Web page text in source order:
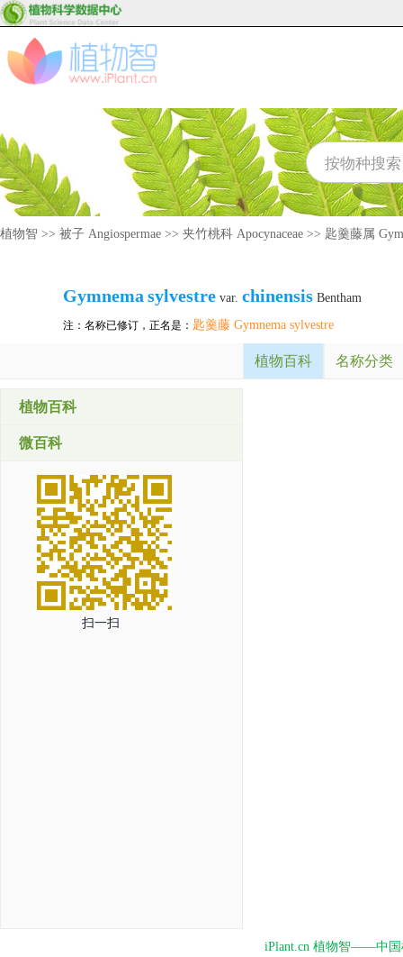
植物智 >> 被子 Angiospermae >> 夹竹桃科 Apocynaceae >> 匙羹藤属
Gymnema sylvestre var. chinensis Bentham
注：名称已修订，正名是： 匙羹藤 Gymnema sylvestre
植物百科 名称分类
植物百科
微百科
扫一扫
iPlant.cn 植物智——中国